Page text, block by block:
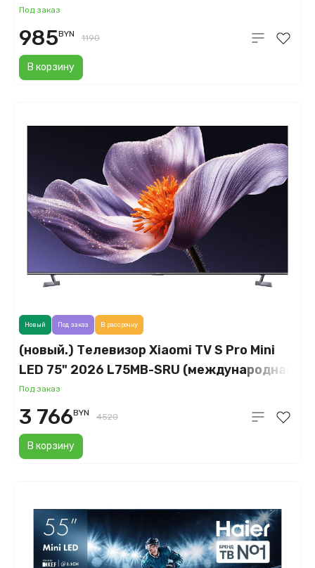
Под заказ
В корзину
985BYN 1190
(новый.) Телевизор Xiaomi TV S Pro Mini
LED 75" 2026 L75MB-SRU (международная
версия) ELA6338RU
Под заказ
В корзину
Новый Под заказ В рассрочку
3 766BYN 4520